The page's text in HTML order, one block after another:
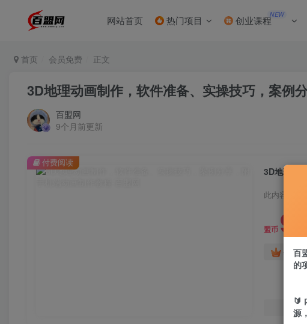
网站首页 热门项目 创业课程NEW
首页 会员免费 正文
3D地理动画制作，软件准备、实操技巧，案例
百盟网
9个月前更新
3D地理动
此内容为付
盟币 9.9
年卡会
付费阅读
百
的
🔰
源